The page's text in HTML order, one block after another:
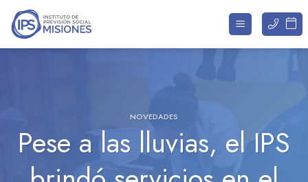
Saltar
contenido
NOVEDADES
Pese a las lluvias, el IPS